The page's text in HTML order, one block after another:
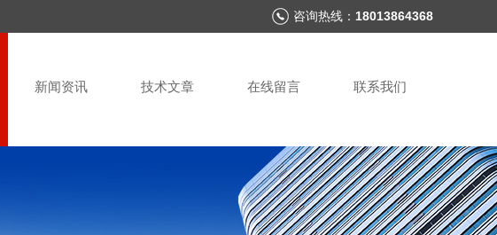
咨询热线： 18013864368
新闻资讯 技术文章 在线留言 联系我们